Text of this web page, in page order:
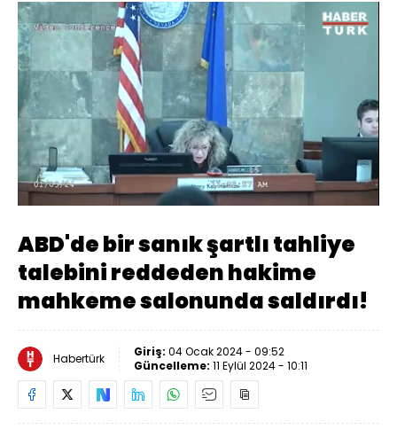
Sesi
Aç
Yüklendi:
38.13%
Oynatma
Hızı
ABD'de bir sanık şartlı tahliye
talebini reddeden hakime
mahkeme salonunda saldırdı!
Habertürk Giriş: 04 Ocak 2024 - 09:52
Güncelleme: 11 Eylül 2024 - 10:11